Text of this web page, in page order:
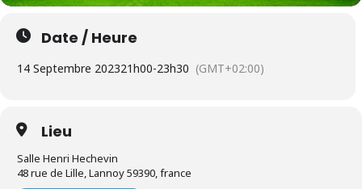
Date / Heure
14 Septembre 202321h00-23h30 (GMT+02:00)
Lieu
Salle Henri Hechevin
48 rue de Lille, Lannoy 59390, france